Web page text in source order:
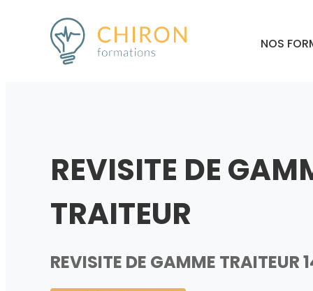
NOS
REVISITE DE
TRAITEUR
REVISITE DE GAMME TRAITEUR